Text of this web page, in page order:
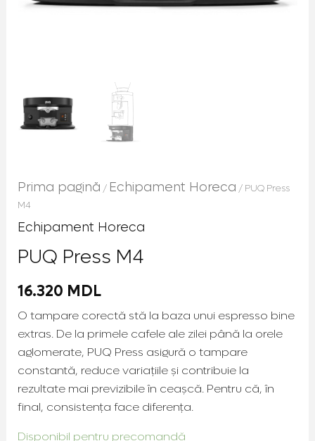
Prima pagină / Echipament Horeca / PUQ Press
M4
Echipament Horeca
PUQ Press M4
16.320 MDL
O tampare corectă stă la baza unui espresso bine
extras. De la primele cafele ale zilei până la orele
aglomerate, PUQ Press asigură o tampare
constantă, reduce variațiile și contribuie la
rezultate mai previzibile în ceașcă. Pentru că, în
final, consistența face diferența.
Disponibil pentru precomandă